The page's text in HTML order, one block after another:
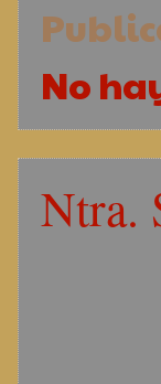
No
Ntra.